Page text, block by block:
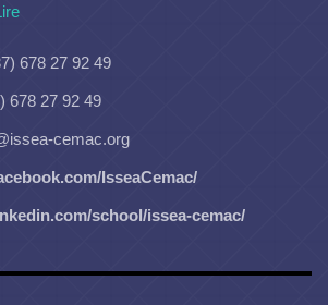
678 27 92 49
678 27 92 49
cemac.org
IsseaCemac/
school/issea-cemac/